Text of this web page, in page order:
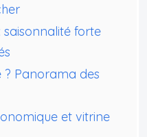
saisonnalité forte
? Panorama des
et vitrine